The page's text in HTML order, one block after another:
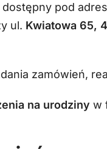
dostępny pod
ul. Kwiatowa 65,
zamówień,
na urodziny w